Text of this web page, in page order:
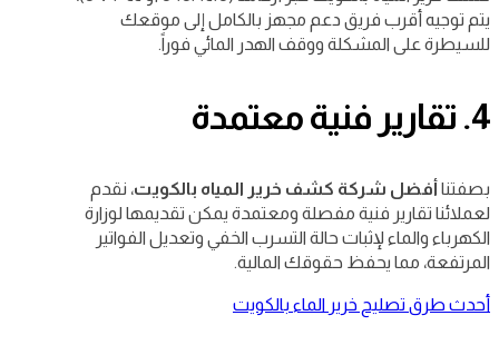
يتم توجيه أقرب فريق دعم مجهز بالكامل إلى موقعك
للسيطرة على المشكلة ووقف الهدر المائي فوراً.
4. تقارير فنية معتمدة
بصفتنا أفضل شركة كشف خرير المياه بالكويت، نقدم
لعملائنا تقارير فنية مفصلة ومعتمدة يمكن تقديمها لوزارة
الكهرباء والماء لإثبات حالة التسرب الخفي وتعديل الفواتير
المرتفعة، مما يحفظ حقوقك المالية.
أحدث طرق تصليح خرير الماء بالكويت